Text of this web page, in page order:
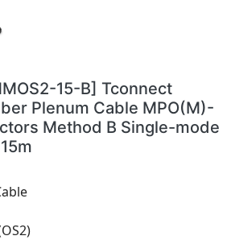
15-B] Tconnect
Plenum Cable MPO(M)-
Method B Single-mode